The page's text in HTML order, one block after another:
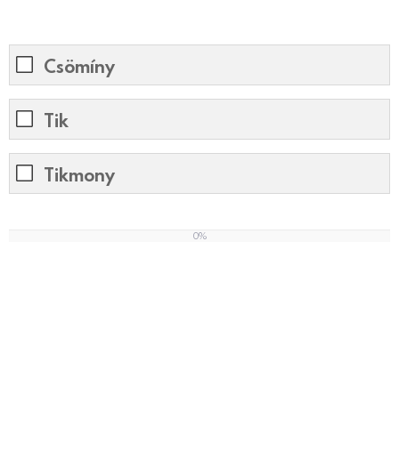
Csömíny ​
Tik ​
Tikmony ​
0%